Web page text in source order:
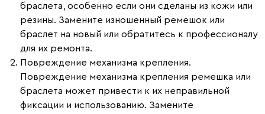
браслета, особенно если они сделаны из кожи или
резины. Замените изношенный ремешок или
браслет на новый или обратитесь к профессионалу
для их ремонта.
Повреждение механизма крепления.
Повреждение механизма крепления ремешка или
браслета может привести к их неправильной
фиксации и использованию. Замените